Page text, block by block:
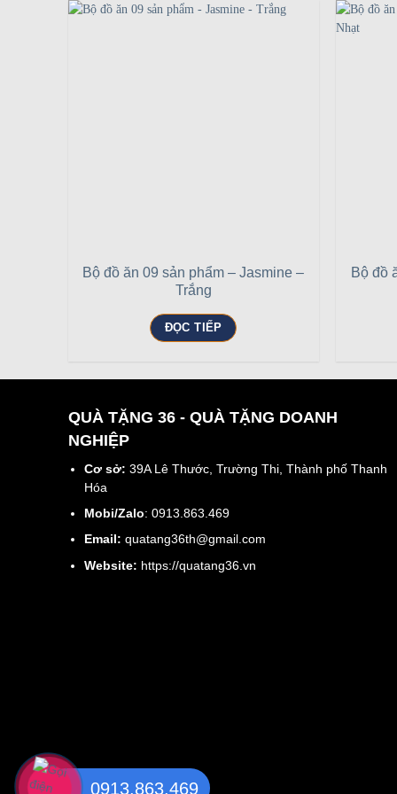
Bộ đồ ăn 09 sản phẩm – Jasmine –
Trắng
ĐỌC TIẾP
Bộ đồ
QUÀ TẶNG 36 - QUÀ TẶNG DOANH
NGHIỆP
Cơ sở:39A Lê Thước, Trường Thi, Thành phố Thanh
Hóa
Mobi/Zalo: 0913.863.469
Email: quatang36th@gmail.com
Website: https://quatang36.vn
0913.863.469